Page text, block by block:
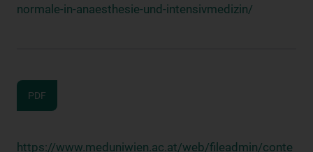
normale-in-anaesthesie-und-intensivmedizin/
PDF
https://www.meduniwien.ac.at/web/fileadmin/conte